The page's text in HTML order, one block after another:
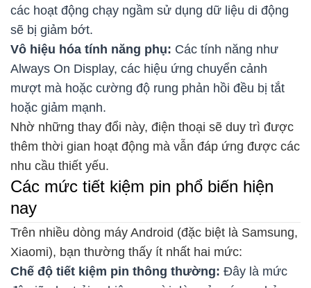
các hoạt động chạy ngầm sử dụng dữ liệu di động
sẽ bị giảm bớt.
Vô hiệu hóa tính năng phụ: Các tính năng như
Always On Display, các hiệu ứng chuyển cảnh
mượt mà hoặc cường độ rung phản hồi đều bị tắt
hoặc giảm mạnh.
Nhờ những thay đổi này, điện thoại sẽ duy trì được
thêm thời gian hoạt động mà vẫn đáp ứng được các
nhu cầu thiết yếu.
Các mức tiết kiệm pin phổ biến hiện
nay
Trên nhiều dòng máy Android (đặc biệt là Samsung,
Xiaomi), bạn thường thấy ít nhất hai mức:
Chế độ tiết kiệm pin thông thường: Đây là mức